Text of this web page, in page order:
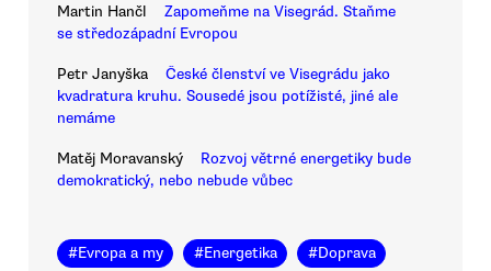
Martin Hančl
Zapomeňme na Visegrád. Staňme
se středozápadní Evropou
Petr Janyška
České členství ve Visegrádu jako
kvadratura kruhu. Sousedé jsou potížisté, jiné ale
nemáme
Matěj Moravanský
Rozvoj větrné energetiky bude
demokratický, nebo nebude vůbec
#Evropa a my #Energetika #Doprava